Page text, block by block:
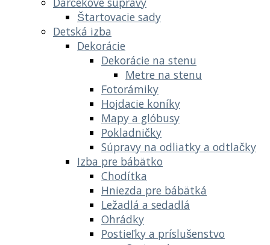
Štartovacie sady
Detská izba
Dekorácie
Dekorácie na stenu
Metre na stenu
Fotorámiky
Hojdacie koníky
Mapy a glóbusy
Pokladničky
Súpravy na odliatky a odtlačky
Izba pre bábätko
Chodítka
Hniezda pre bábätká
Ležadlá a sedadlá
Ohrádky
Postieľky a príslušenstvo